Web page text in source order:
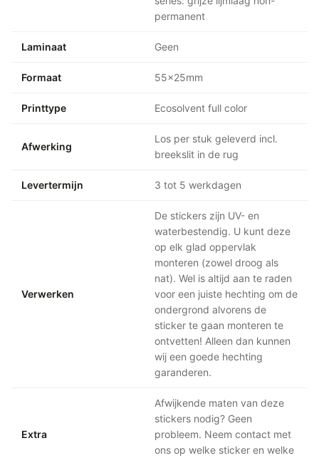
permanent
Laminaat Geen
Formaat 55x25mm
Printtype Ecosolvent full color
Afwerking
Los per stuk geleverd incl.
breekslit in de rug
Levertermijn 3 tot 5 werkdagen
Verwerken
De stickers zijn UV- en
waterbestendig. U kunt deze
op elk glad oppervlak
monteren (zowel droog als
nat). Wel is altijd aan te raden
voor een juiste hechting om de
ondergrond alvorens de
sticker te gaan monteren te
ontvetten! Alleen dan kunnen
wij een goede hechting
garanderen.
Extra
Afwijkende maten van deze
stickers nodig? Geen
probleem. Neem contact met
ons op welke sticker en welke